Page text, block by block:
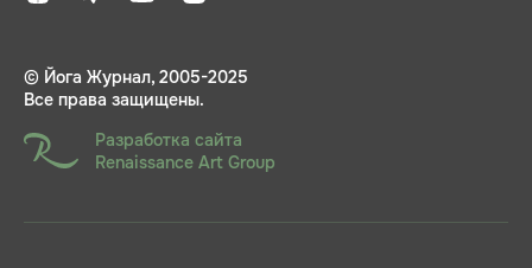
© Йога Журнал, 2005-2025
Все права защищены.
Разработка сайта
Renaissance Art Group